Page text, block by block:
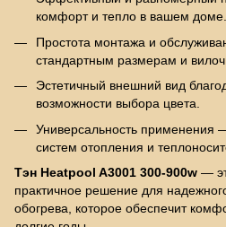
комфорт и тепло в вашем доме.
Простота монтажа и
стандартным размерам и
Эстетичный внешний вид
возможности выбора цвета.
Универсальность применения
систем отопления и
Тэн Heatpool A3001 300-900w —
практичное решение для
обогрева, которое обеспечит